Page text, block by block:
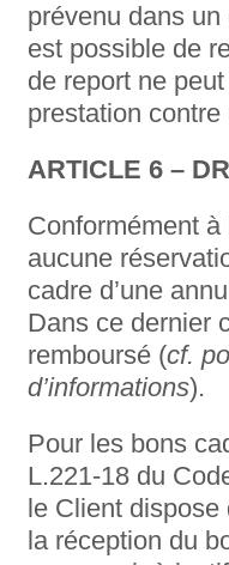
prévenu dans
est possible de
de report ne
prestation
ARTICLE 6 –
Conformément
aucune
cadre d’une
Dans ce dernier
remboursé (cf.
d’informations).
Pour les bons
L.221-18 du
le Client dispose
la réception du